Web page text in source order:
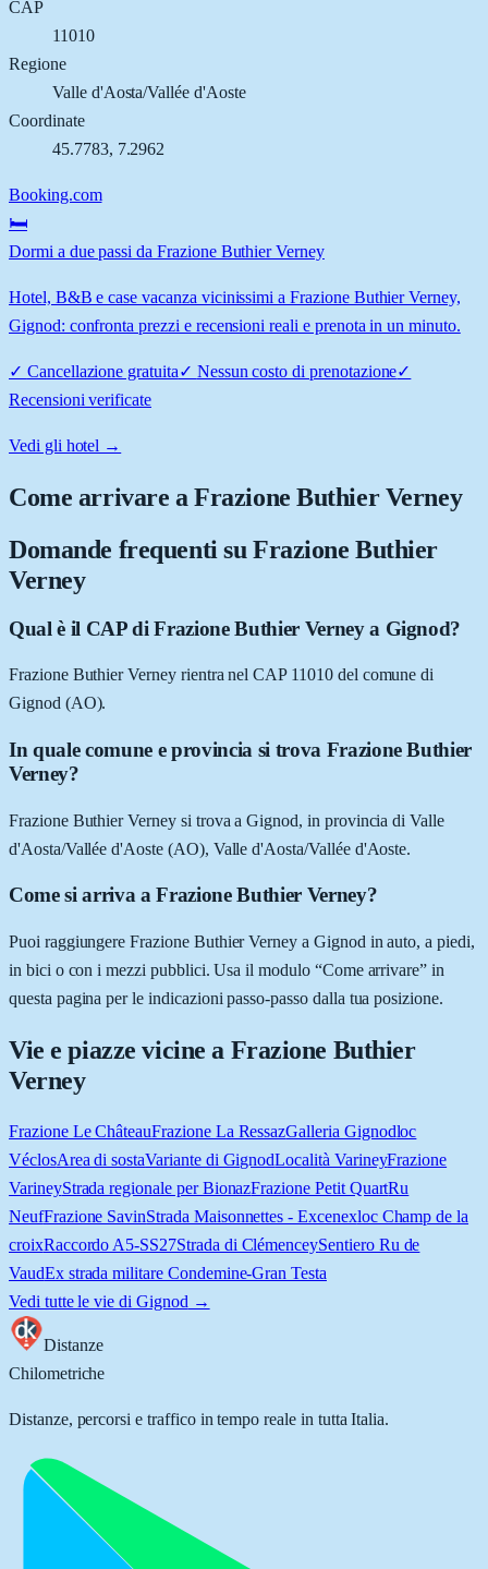
CAP
11010
Regione
Valle d'Aosta/Vallée d'Aoste
Coordinate
45.7783, 7.2962
Booking.com
🛏️
Dormi a due passi da Frazione Buthier Verney
Hotel, B&B e case vacanza vicinissimi a Frazione Buthier Verney,
Gignod: confronta prezzi e recensioni reali e prenota in un minuto.
✓ Cancellazione gratuita✓ Nessun costo di prenotazione✓
Recensioni verificate
Vedi gli hotel →
Come arrivare aFrazione Buthier Verney
Domande frequenti su Frazione Buthier
Verney
Qual è il CAP di Frazione Buthier Verney a Gignod?
Frazione Buthier Verney rientra nel CAP 11010 del comune di
Gignod (AO).
In quale comune e provincia si trova Frazione Buthier
Verney?
Frazione Buthier Verney si trova a Gignod, in provincia di Valle
d'Aosta/Vallée d'Aoste (AO), Valle d'Aosta/Vallée d'Aoste.
Come si arriva a Frazione Buthier Verney?
Puoi raggiungere Frazione Buthier Verney a Gignod in auto, a piedi,
in bici o con i mezzi pubblici. Usa il modulo “Come arrivare” in
questa pagina per le indicazioni passo-passo dalla tua posizione.
Vie e piazze vicine a Frazione Buthier
Verney
Frazione Le ChâteauFrazione La RessazGalleria Gignodloc
VéclosArea di sostaVariante di GignodLocalità VarineyFrazione
VarineyStrada regionale per BionazFrazione Petit QuartRu
NeufFrazione SavinStrada Maisonnettes - Excenexloc Champ de la
croixRaccordo A5-SS27Strada di ClémenceySentiero Ru de
VaudEx strada militare Condemine-Gran Testa
Vedi tutte le vie di Gignod →
Distanze
Chilometriche
Distanze, percorsi e traffico in tempo reale in tutta Italia.